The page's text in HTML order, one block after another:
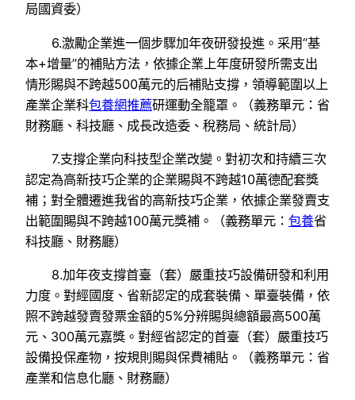
局國資委）
6.激勵企業進一個步驟加年夜研發投進。采用“基
本+增量”的補貼方法，依據企業上年度研發所需支出
情形賜與不跨越500萬元的后補貼支撐，領導範圍以上
產業企業科包養網推薦研運動全籠罩。（義務單元：省
財務廳、科技廳、成長改造委、稅務局、統計局）
7.支撐企業向科技型企業改變。對初次和持續三次
認定為高新技巧企業的企業賜與不跨越10萬德配套獎
補；對全體遷進我省的高新技巧企業，依據企業發賣支
出範圍賜與不跨越100萬元獎補。（義務單元： 包養省
科技廳、財務廳）
8.加年夜支撐首臺（套）嚴重技巧設備研發和利用
力度。對經國度、省新認定的成套裝備、單臺裝備，依
照不跨越發賣發票金額的5%分辨賜與總額最高500萬
元、300萬元嘉獎。對經省認定的首臺（套）嚴重技巧
設備投保產物，按規則賜與保費補貼。（義務單元：省
產業和信息化廳、財務廳）